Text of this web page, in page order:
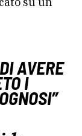
AVERE
I